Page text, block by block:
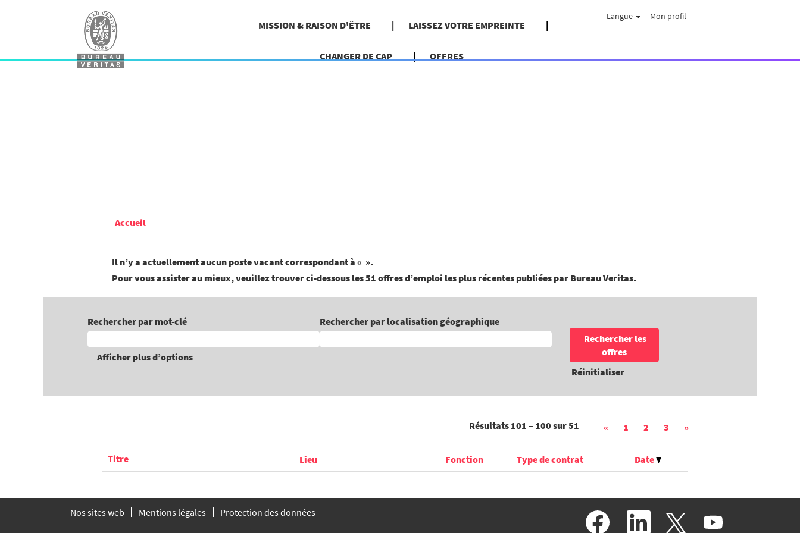
MISSION & RAISON D'ÊTRE LAISSEZ VOTRE EMPREINTE
CHANGER DE CAP OFFRES
Langue Mon profil
Accueil
Il n’y a actuellement aucun poste vacant correspondant à « ».
Pour vous assister au mieux, veuillez trouver ci-dessous les 51 offres d’emploi les plus récentes publiées par Bureau Veritas.
Rechercher par mot-clé Rechercher par localisation géographique
Afficher plus d’options
Réinitialiser
Résultats 101 – 100 sur51 « 1 2 3 »
Titre Lieu Fonction Type de contrat Date
Nos sites web Mentions légales Protection des données
S
S
S